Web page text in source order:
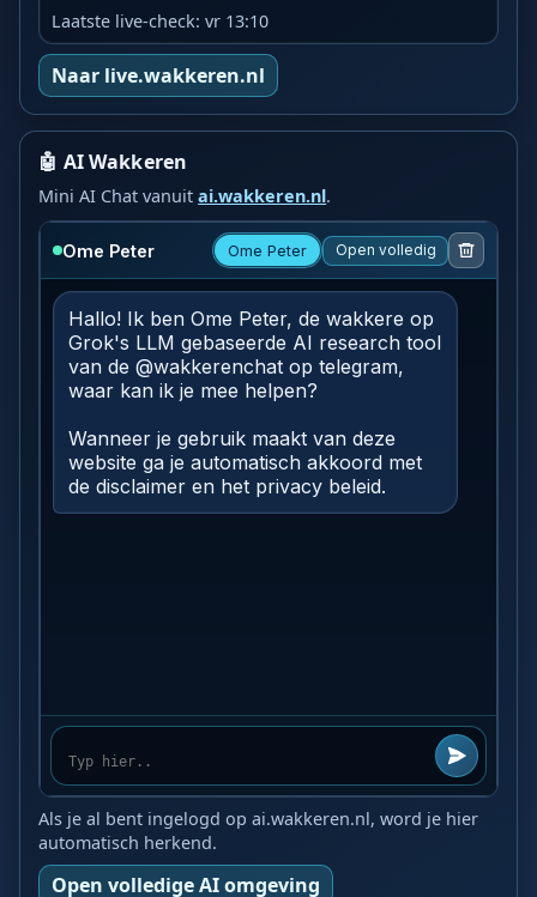
Laatste live-check: vr 13:10
Naar live.wakkeren.nl
🤖 AI Wakkeren
Mini AI Chat vanuitai.wakkeren.nl.
Als je al bent ingelogd op ai.wakkeren.nl, word je hier
automatisch herkend.
Open volledige AI omgeving